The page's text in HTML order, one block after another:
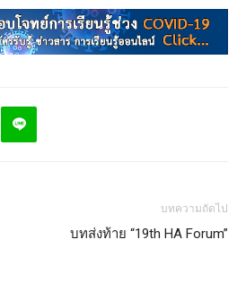
บทความถัดไป
บทส่งท้าย “19th HA Forum”